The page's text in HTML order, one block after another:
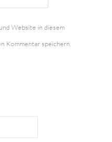
Website in diesem
Kommentar speichern.